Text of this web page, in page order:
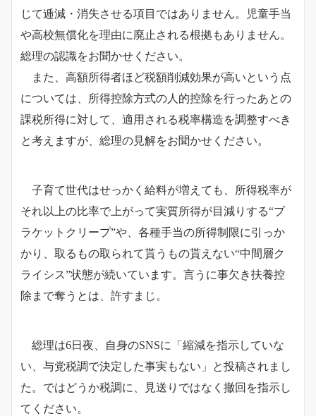
じて逓減・消失させる項目ではありません。児童手当
や高校無償化を理由に廃止される根拠もありません。
総理の認識をお聞かせください。
また、高額所得者ほど税額削減効果が高いという点
については、所得控除方式の人的控除を行ったあとの
課税所得に対して、適用される税率構造を調整すべき
と考えますが、総理の見解をお聞かせください。
子育て世代はせっかく給料が増えても、所得税率が
それ以上の比率で上がって実質所得が目減りする“ブ
ラケットクリープ”や、各種手当の所得制限に引っか
かり、取るもの取られて貰うもの貰えない“中間層ク
ライシス”状態が続いています。言うに事欠き扶養控
除まで奪うとは、許すまじ。
総理は6日夜、自身のSNSに「縮減を指示していな
い、与党税調で決定した事実もない」と投稿されまし
た。ではどうか税調に、見送りではなく撤回を指示し
てください。